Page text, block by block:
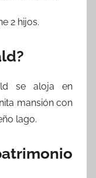
2 hijos.
se aloja en
mansión con
lago.